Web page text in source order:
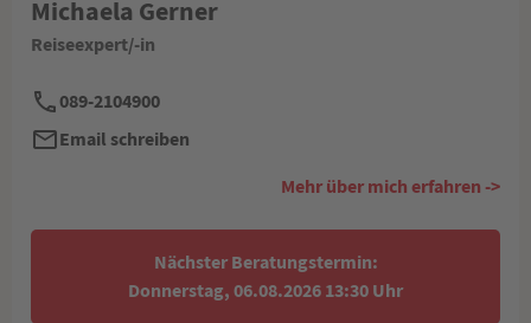
Michaela Gerner
Reiseexpert/-in
089-2104900
Email schreiben
Mehr über mich erfahren ->
Nächster Beratungstermin:
Donnerstag, 06.08.2026 13:30 Uhr